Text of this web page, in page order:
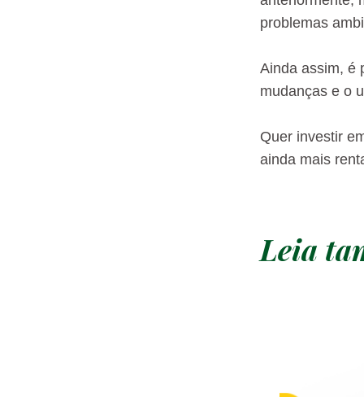
problemas
Ainda assim, é
mudanças e o
Quer investir
ainda mais
Leia